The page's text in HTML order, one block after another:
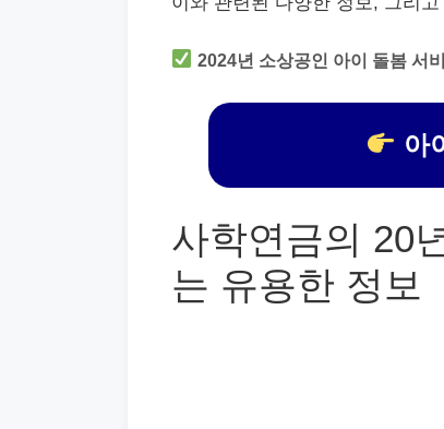
2024년 소상공인 아이 돌봄 서
아
사학연금의 20
는 유용한 정보